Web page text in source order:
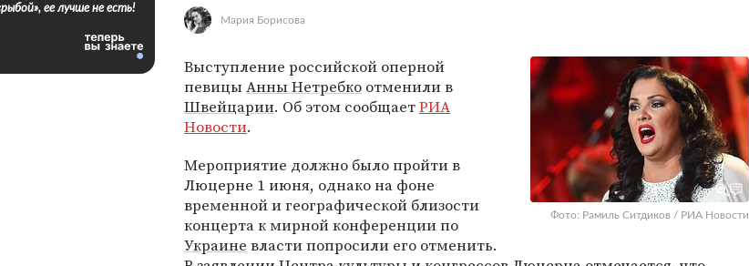
Мария Борисова
Фото: Рамиль Ситдиков / РИА Новости
Выступление российской оперной
певицыАнны Нетребко отменили в
Швейцарии. Об этом сообщаетРИА
Новости.
Мероприятие должно было пройти в
Люцерне 1 июня, однако на фоне
временной и географической близости
концерта к мирной конференции по
Украине власти попросили его отменить.
ее лучше не есть!